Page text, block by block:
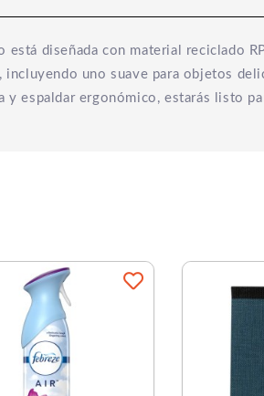
diseñada con material reciclado
uno suave para objetos
y espaldar ergonómico, estarás listo